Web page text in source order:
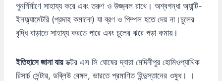
পুনর্নির্মাণে সাহায্য করে এবং তরুণ ও উজ্জ্বল রাখে। অশ্বগন্ধা অ্যান্টি-
ইনফ্ল্যামেটরি (প্রদাহ কমানো) যা ব্রণ ও পিম্পল হতে দেয় না।চুলের
বৃদ্ধি বাড়াতে সাহায্য করতে পারে এবং চুলের ঝরে পড়া কমায়।
ইতিহাসে জানা যায়ডক্টর এস সি ঘোষের দ্বারা মেদিনীপুর হোমিওপ্যাথিক
রিসার্চ সেন্টার, ডব্লিউ বেঙ্গল, ভারতে প্রমাণিত হিন্দুস্তানের ওষুধ। ।